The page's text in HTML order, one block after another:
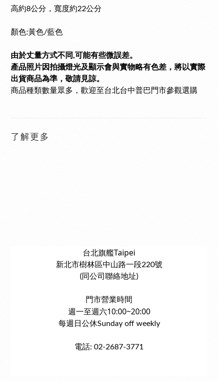
高約8公分，寬度約22公分
顏色:黃色/藍色
由於丈量方式不同,可能有些微誤差。
產品照片因拍攝燈光及顯示會與實物略有色差，將以實際
出貨商品為準，敬請見諒。
商品種類數量眾多 ，歡迎至台北台中普巴門市參觀選購
了解更多
台北旗艦Taipei
新北市樹林區中山路一段220號
(同公司聯絡地址)
門市營業時間
週一至週六10:00~20:00
每週日公休Sunday off weekly
電話: 02-2687-3771